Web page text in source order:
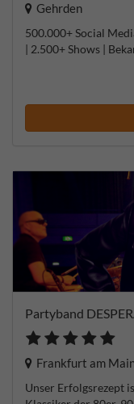
Gehrden
500.000+ Social
| 2.500+ Shows |
Partyband
Frankfurt am
Unser Erfolgsrezept